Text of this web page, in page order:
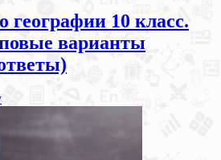
географии 10 класс.
варианты